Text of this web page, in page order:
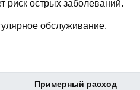
риск острых заболеваний.
обслуживание.
Примерный расход